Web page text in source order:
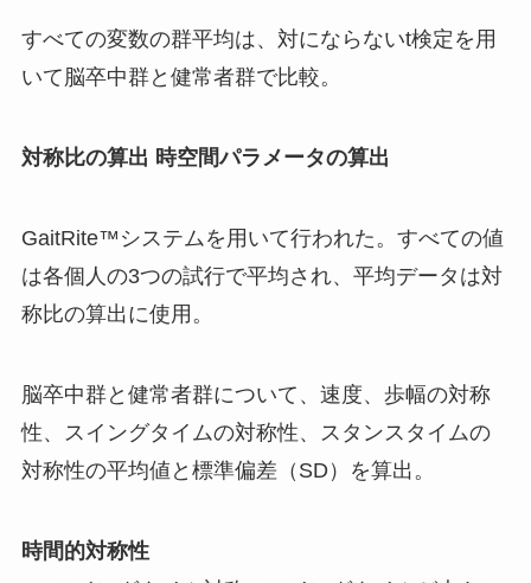
すべての変数の群平均は、対にならないt検定を用
いて脳卒中群と健常者群で比較。
対称比の算出 時空間パラメータの算出
GaitRite™システムを用いて行われた。すべての値
は各個人の3つの試行で平均され、平均データは対
称比の算出に使用。
脳卒中群と健常者群について、速度、歩幅の対称
性、スイングタイムの対称性、スタンスタイムの
対称性の平均値と標準偏差（SD）を算出。
時間的対称性